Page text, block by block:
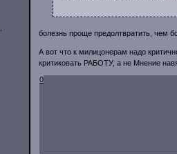
болезнь проще предолтвратить, чем
А вот что к милицонерам надо
критиковать РАБОТУ, а не Мнение
0